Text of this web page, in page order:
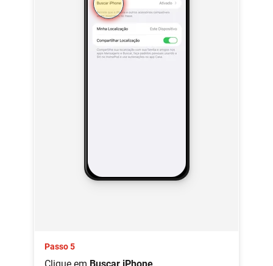
Passo 5